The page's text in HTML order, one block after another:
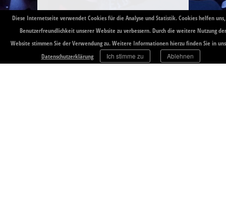
Diese Internetseite verwendet Cookies für die Analyse und Statistik. Cookies helfen
Benutzerfreundlichkeit unserer Website zu verbessern. Durch die weitere Nutzung der
Website stimmen Sie der Verwendung zu. Weitere Informationen hierzu finden Sie in
Datenschutzerklärung
Ich stimme zu Ablehnen